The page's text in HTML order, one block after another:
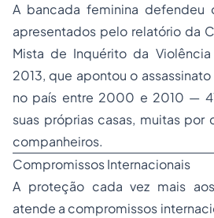
A bancada feminina
apresentados pelo relatório da
Mista de Inquérito da
2013, que apontou o
no país entre 2000 e 2010 —
suas próprias casas, muitas por
companheiros.
Compromissos Internacionais
A proteção cada vez mais
atende a compromissos